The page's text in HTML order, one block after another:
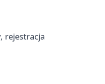
rejestracja